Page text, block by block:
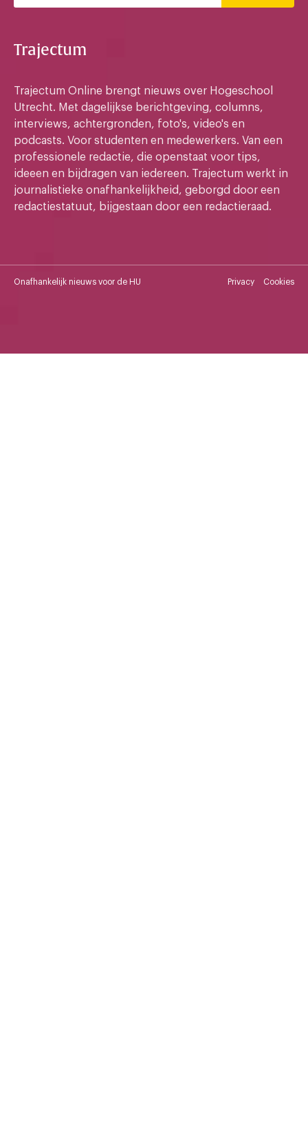
Trajectum
Trajectum Online brengt nieuws over Hogeschool
Utrecht. Met dagelijkse berichtgeving, columns,
interviews, achtergronden, foto's, video's en
podcasts. Voor studenten en medewerkers. Van een
professionele redactie, die openstaat voor tips,
ideeen en bijdragen van iedereen. Trajectum werkt in
journalistieke onafhankelijkheid, geborgd door een
redactiestatuut, bijgestaan door een redactieraad.
Onafhankelijk nieuws voor de HU Privacy Cookies